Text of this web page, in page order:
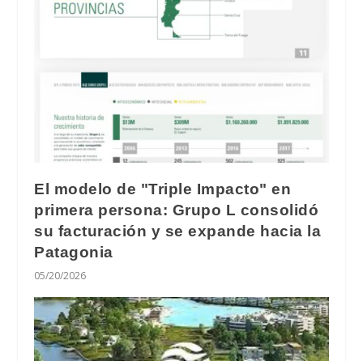
El modelo de "Triple Impacto" en
primera persona: Grupo L consolidó
su facturación y se expande hacia la
Patagonia
05/20/2026